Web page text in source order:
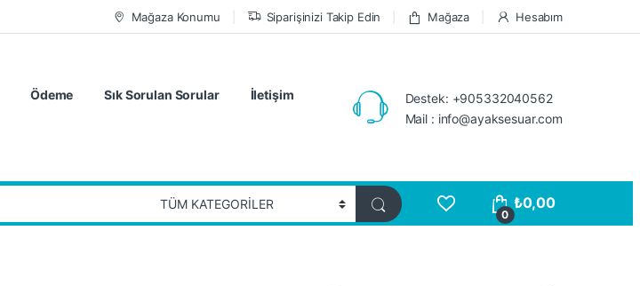
Mağaza Konumu Siparişinizi Takip Edin Mağaza Hesabım
Ödeme Sık Sorulan Sorular İletişim
Destek: +905332040562
Mail : info@ayaksesuar.com
0
₺0,00